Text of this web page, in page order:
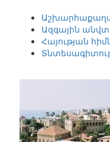
Ազգային
Հայության